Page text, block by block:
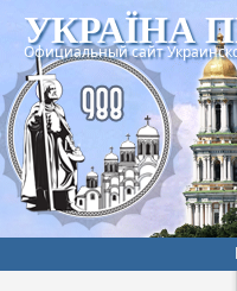
УКРАЇНА
Официальный сайт